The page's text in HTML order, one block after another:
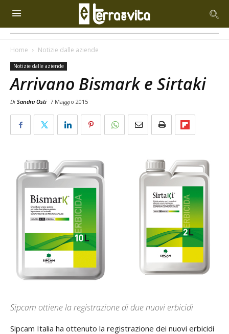
Home Notizie dalle aziende
Notizie dalle aziende
Arrivano Bismark e Sirtaki
Di Sandra Osti 7 Maggio 2015
Sipcam ottiene la registrazione di due nuovi erbicidi
Sipcam Italia ha ottenuto la registrazione dei nuovi erbicidi